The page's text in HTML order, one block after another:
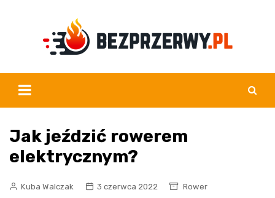
Jak jeździć rowerem
elektrycznym?
Kuba Walczak 3 czerwca 2022 Rower